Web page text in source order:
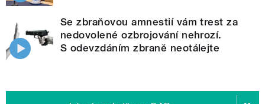
Se zbraňovou amnestií vám trest za
nedovolené ozbrojování nehrozí.
S odevzdáním zbraně neotálejte